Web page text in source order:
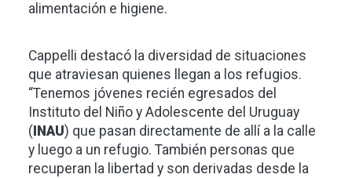
alimentación e higiene.
Cappelli destacó la diversidad de situaciones
que atraviesan quienes llegan a los refugios.
“Tenemos jóvenes recién egresados del
Instituto del Niño y Adolescente del Uruguay
( INAU) que pasan directamente de allí a la calle
y luego a un refugio. También personas que
recuperan la libertad y son derivadas desde la